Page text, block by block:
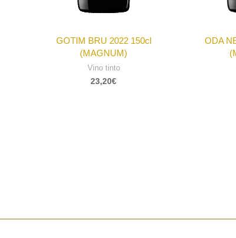
GOTIM BRU 2022 150cl
(MAGNUM)
Vino tinto
23,20€
ODA